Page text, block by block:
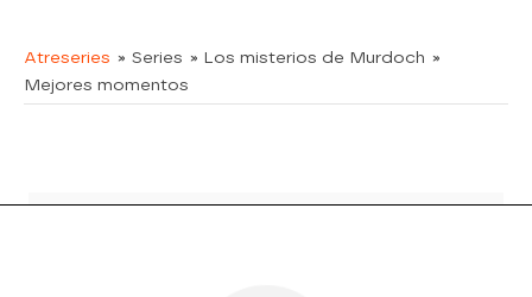
Atreseries » Series » Los misterios de Murdoch »
Mejores momentos